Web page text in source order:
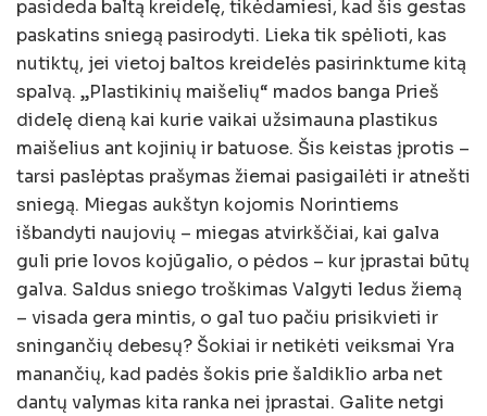
pasideda baltą kreidelę, tikėdamiesi, kad šis gestas
paskatins sniegą pasirodyti. Lieka tik spėlioti, kas
nutiktų, jei vietoj baltos kreidelės pasirinktume kitą
spalvą. „Plastikinių maišelių“ mados banga Prieš
didelę dieną kai kurie vaikai užsimauna plastikus
maišelius ant kojinių ir batuose. Šis keistas įprotis –
tarsi paslėptas prašymas žiemai pasigailėti ir atnešti
sniegą. Miegas aukštyn kojomis Norintiems
išbandyti naujovių – miegas atvirkščiai, kai galva
guli prie lovos kojūgalio, o pėdos – kur įprastai būtų
galva. Saldus sniego troškimas Valgyti ledus žiemą
– visada gera mintis, o gal tuo pačiu prisikvieti ir
sningančių debesų? Šokiai ir netikėti veiksmai Yra
manančių, kad padės šokis prie šaldiklio arba net
dantų valymas kita ranka nei įprastai. Galite netgi